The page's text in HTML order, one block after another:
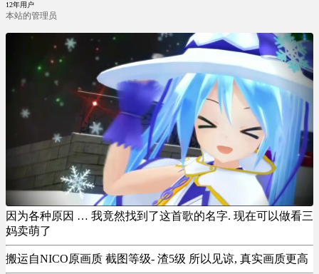
12年用户
本站的管理员
因为各种原因 … 我竟然找到了这首歌的名字. 现在可以做看三
妈卖萌了
搬运自NICO原画质 截图等级- 渣5级 所以见谅, 真实画质更高